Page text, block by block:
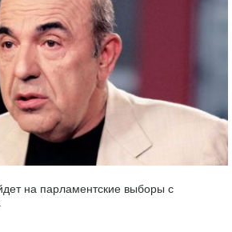
на парламентские выборы с